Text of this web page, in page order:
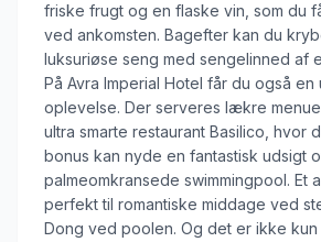
friske frugt og en flaske vin, som du
ved ankomsten. Bagefter kan du
luksuriøse seng med sengelinned af
På Avra Imperial Hotel får du også en
oplevelse. Der serveres lækre
ultra smarte restaurant Basilico, hvor
bonus kan nyde en fantastisk udsigt
palmeomkransede swimmingpool. Et
perfekt til romantiske middage ved
Dong ved poolen. Og det er ikke kun